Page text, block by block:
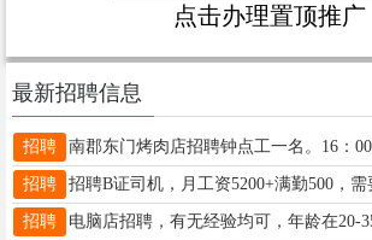
点击办理置顶推广
最新招聘信息
招聘
招聘
招聘